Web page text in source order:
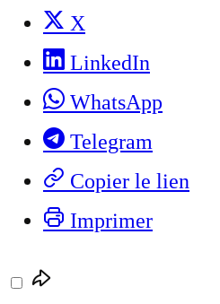
X
LinkedIn
WhatsApp
Telegram
Copier le lien
Imprimer